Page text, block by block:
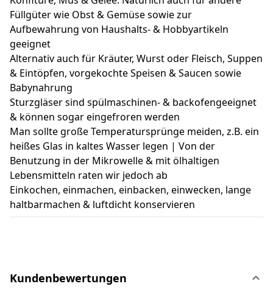
Füllgüter wie Obst & Gemüse sowie zur
Aufbewahrung von Haushalts- & Hobbyartikeln
geeignet
Alternativ auch für Kräuter, Wurst oder Fleisch, Suppen
& Eintöpfen, vorgekochte Speisen & Saucen sowie
Babynahrung
Sturzgläser sind spülmaschinen- & backofengeeignet
& können sogar eingefroren werden
Man sollte große Temperatursprünge meiden, z.B. ein
heißes Glas in kaltes Wasser legen | Von der
Benutzung in der Mikrowelle & mit ölhaltigen
Lebensmitteln raten wir jedoch ab
Einkochen, einmachen, einbacken, einwecken, lange
haltbarmachen & luftdicht konservieren
Kundenbewertungen